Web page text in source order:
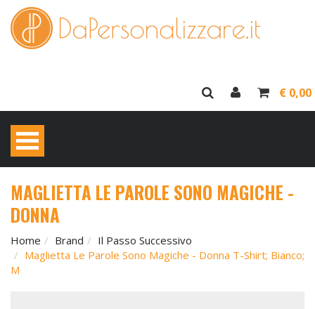
€ 0,00
MAGLIETTA LE PAROLE SONO MAGICHE -
DONNA
Home Brand
Il Passo Successivo
Maglietta Le Parole Sono Magiche - Donna T-Shirt; Bianco;
M